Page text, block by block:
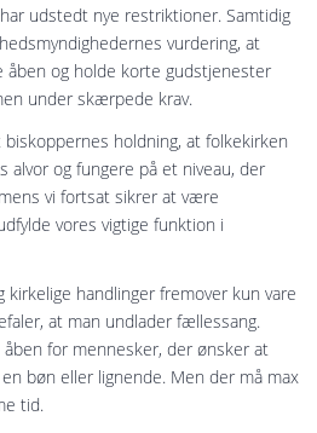
udstedt nye restriktioner. Samtidig
vurdering, at
og holde korte gudstjenester
under skærpede krav.
holdning, at folkekirken
alvor og fungere på et niveau, der
vi fortsat sikrer at være
vores vigtige funktion i
handlinger fremover kun vare
at man undlader fællessang.
for mennesker, der ønsker at
bøn eller lignende. Men der må max
tid.